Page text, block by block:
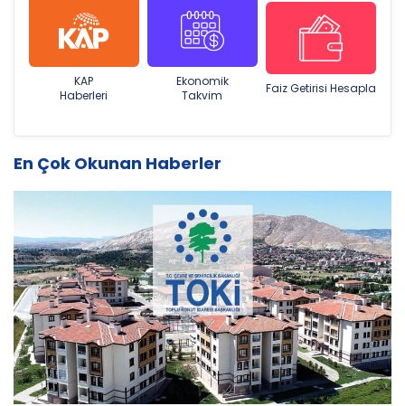
KAP
Haberleri
Ekonomik
Takvim
Faiz Getirisi Hesapla
En Çok Okunan Haberler